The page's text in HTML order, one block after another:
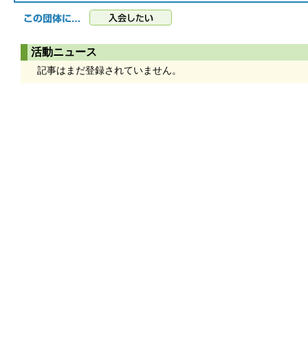
活動ニュース
記事はまだ登録されていません。